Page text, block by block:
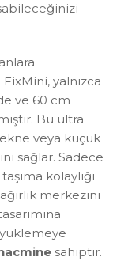
yalnızca
ve 60 cm
Bu ultra
veya küçük
sağlar. Sadece
kolaylığı
merkezini
sahiptir.